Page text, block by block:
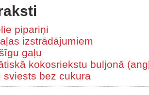
pipariņi
izstrādājumiem
gaļu
kokosriekstu buljonā
sviests bez cukura